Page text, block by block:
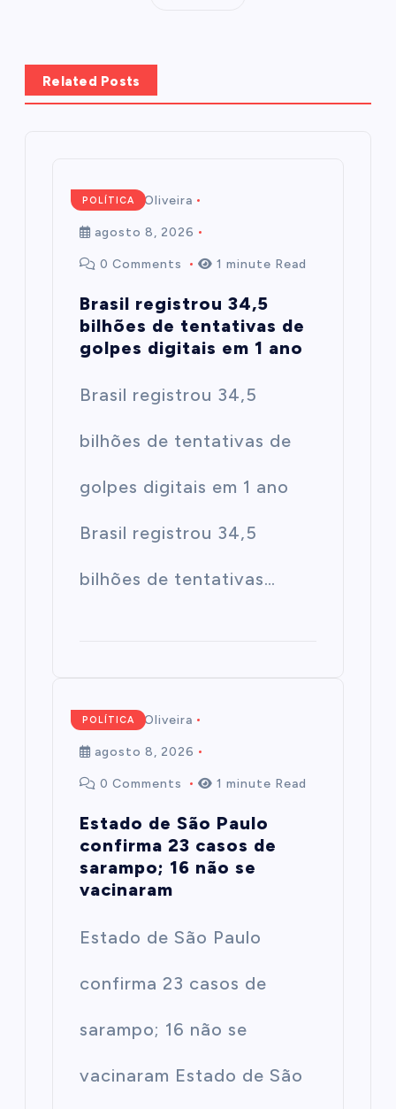
Related Posts
POLÍTICA
Mairim de Oliveira
agosto 8, 2026
0 Comments 1 minute Read
Brasil registrou 34,5
bilhões de tentativas de
golpes digitais em 1 ano
Brasil registrou 34,5
bilhões de tentativas de
golpes digitais em 1 ano
Brasil registrou 34,5
bilhões de tentativas…
POLÍTICA
Mairim de Oliveira
agosto 8, 2026
0 Comments 1 minute Read
Estado de São Paulo
confirma 23 casos de
sarampo; 16 não se
vacinaram
Estado de São Paulo
confirma 23 casos de
sarampo; 16 não se
vacinaram Estado de São